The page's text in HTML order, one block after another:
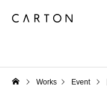
Works Event